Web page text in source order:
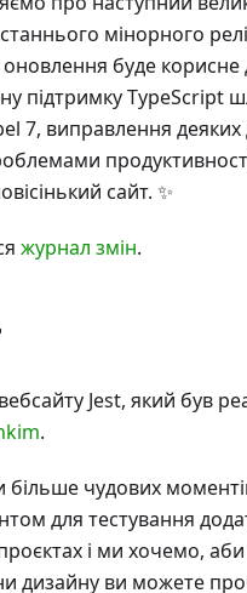
мінорного
буде
підтримку TypeScript
7, виправлення деяких
сайт. ✨
журнал змін.
Jest, який був
.
чудових
для тестування
і ми хочемо,
дизайну ви можете